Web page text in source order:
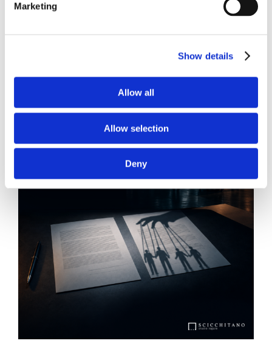
Marketing
Show details
Allow all
Allow selection
Deny
News.